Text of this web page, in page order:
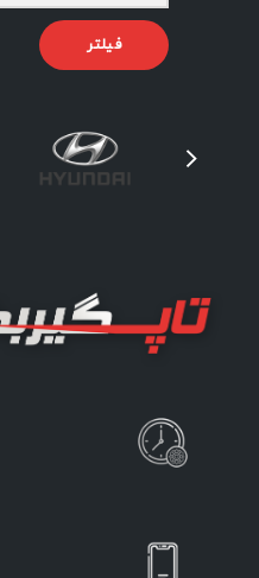
فیلتر